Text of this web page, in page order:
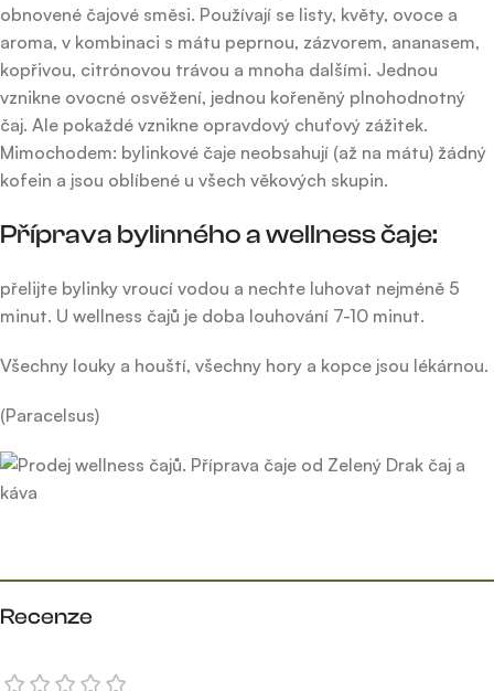
obnovené čajové směsi. Používají se listy, květy, ovoce a
aroma, v kombinaci s mátu peprnou, zázvorem, ananasem,
kopřivou, citrónovou trávou a mnoha dalšími. Jednou
vznikne ovocné osvěžení, jednou kořeněný plnohodnotný
čaj. Ale pokaždé vznikne opravdový chuťový zážitek.
Mimochodem: bylinkové čaje neobsahují (až na mátu) žádný
kofein a jsou oblíbené u všech věkových skupin.
Příprava bylinného a wellness čaje:
přelijte bylinky vroucí vodou a nechte luhovat nejméně 5
minut. U wellness čajů je doba louhování 7-10 minut.
Všechny louky a houští, všechny hory a kopce jsou lékárnou.
(Paracelsus)
Recenze